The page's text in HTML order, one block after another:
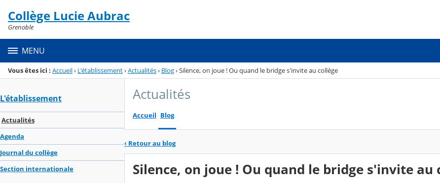
Menu de la rubrique
Contenu
Collège Lucie Aubrac
Grenoble
MENU
Vous êtes ici : Accueil› L'établissement›Actualités› Blog›Silence, on joue ! Ou quand le bridge s'invite au collège
L'établissement
Actualités
Agenda
Journal du collège
Section internationale
Actualités
Accueil Blog
‹ Retour au blog
Silence, on joue ! Ou quand le bridge s'invite au